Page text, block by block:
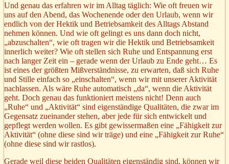
Und genau das erfahren wir im Alltag täglich: Wie oft freuen wir
uns auf den Abend, das Wochenende oder den Urlaub, wenn wir
endlich von der Hektik und Betriebsamkeit des Alltags Abstand
nehmen können. Und wie oft gelingt es uns dann doch nicht,
„abzuschalten“, wie oft tragen wir die Hektik und Betriebsamkeit
innerlich weiter? Wie oft stellen sich Ruhe und Entspannung erst
nach langer Zeit ein – gerade wenn der Urlaub zu Ende geht… Es
ist eines der größten Mißverständnisse, zu erwarten, daß sich Ruhe
und Stille einfach so „einschalten“, wenn wir mit unserer Aktivität
nachlassen. Als wäre Ruhe automatisch „da“, wenn die Aktivität
geht. Doch genau das funktioniert meistens nicht! Denn auch
„Ruhe“ und „Aktivität“ sind eigenständige Qualitäten, die zwar im
Gegensatz zueinander stehen, aber jede für sich entwickelt und
gepflegt werden wollen. Es gibt gewissermaßen eine „Fähigkeit zur
Aktivität“ (ohne diese sind wir träge) und eine „Fähigkeit zur Ruhe“
(ohne diese sind wir rastlos).
Gerade weil diese beiden Qualitäten eigenständig sind, können wir